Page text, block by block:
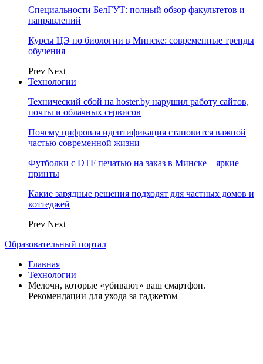
Специальности БелГУТ: полный обзор факультетов и
направлений
Курсы ЦЭ по биологии в Минске: современные тренды
обучения
Prev Next
Технологии
Технический сбой на hoster.by нарушил работу сайтов,
почты и облачных сервисов
Почему цифровая идентификация становится важной
частью современной жизни
Футболки с DTF печатью на заказ в Минске – яркие
принты
Какие зарядные решения подходят для частных домов и
коттеджей
Prev Next
Образовательный портал
Главная
Технологии
Мелочи, которые «убивают» ваш смартфон.
Рекомендации для ухода за гаджетом